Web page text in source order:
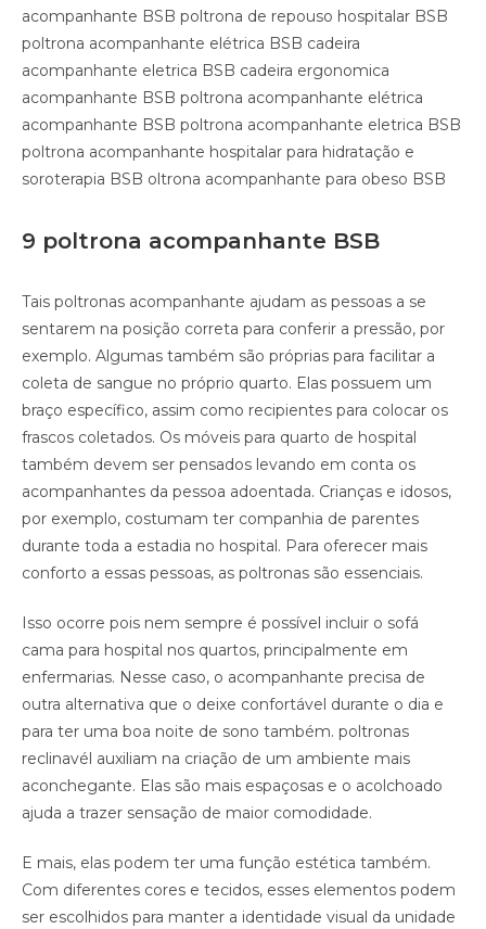
acompanhante BSB poltrona de repouso hospitalar BSB
poltrona acompanhante elétrica BSB cadeira
acompanhante eletrica BSB cadeira ergonomica
acompanhante BSB poltrona acompanhante elétrica
acompanhante BSB poltrona acompanhante eletrica BSB
poltrona acompanhante hospitalar para hidratação e
soroterapia BSB oltrona acompanhante para obeso BSB
9 poltrona acompanhante BSB
Tais poltronas acompanhante ajudam as pessoas a se
sentarem na posição correta para conferir a pressão, por
exemplo. Algumas também são próprias para facilitar a
coleta de sangue no próprio quarto. Elas possuem um
braço específico, assim como recipientes para colocar os
frascos coletados. Os móveis para quarto de hospital
também devem ser pensados levando em conta os
acompanhantes da pessoa adoentada. Crianças e idosos,
por exemplo, costumam ter companhia de parentes
durante toda a estadia no hospital. Para oferecer mais
conforto a essas pessoas, as poltronas são essenciais.
Isso ocorre pois nem sempre é possível incluir o sofá
cama para hospital nos quartos, principalmente em
enfermarias. Nesse caso, o acompanhante precisa de
outra alternativa que o deixe confortável durante o dia e
para ter uma boa noite de sono também. poltronas
reclinavél auxiliam na criação de um ambiente mais
aconchegante. Elas são mais espaçosas e o acolchoado
ajuda a trazer sensação de maior comodidade.
E mais, elas podem ter uma função estética também.
Com diferentes cores e tecidos, esses elementos podem
ser escolhidos para manter a identidade visual da unidade